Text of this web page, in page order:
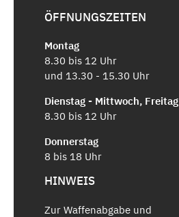
ÖFFNUNGSZEITEN
Montag
8.30 bis 12 Uhr
und 13.30 - 15.30 Uhr
Dienstag - Mittwoch, Freitag
8.30 bis 12 Uhr
Donnerstag
8 bis 18 Uhr
HINWEIS
Zur Waffenabgabe und